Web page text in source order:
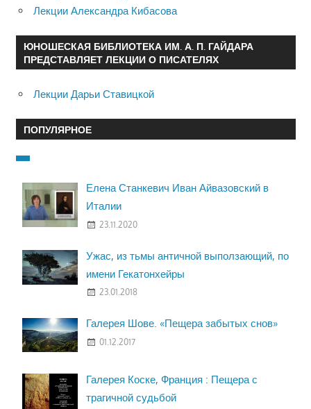
Лекции Александра Кибасова
ЮНОШЕСКАЯ БИБЛИОТЕКА ИМ. А. П. ГАЙДАРА
ПРЕДСТАВЛЯЕТ ЛЕКЦИИ О ПИСАТЕЛЯХ
Лекции Дарьи Ставицкой
ПОПУЛЯРНОЕ
Елена Станкевич Иван Айвазовский в
Италии
23.11.2020
Ужас, из тьмы античной выползающий, по
имени Гекатонхейры
23.01.2018
Галерея Шове. «Пещера забытых снов»
01.12.2017
Галерея Коске, Франция : Пещера с
трагичной судьбой